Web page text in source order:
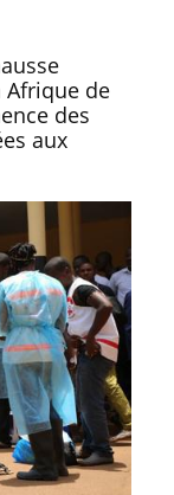
Afrique de
des
aux